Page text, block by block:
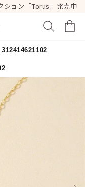
ション「Torus」発売中
ワードで検索する